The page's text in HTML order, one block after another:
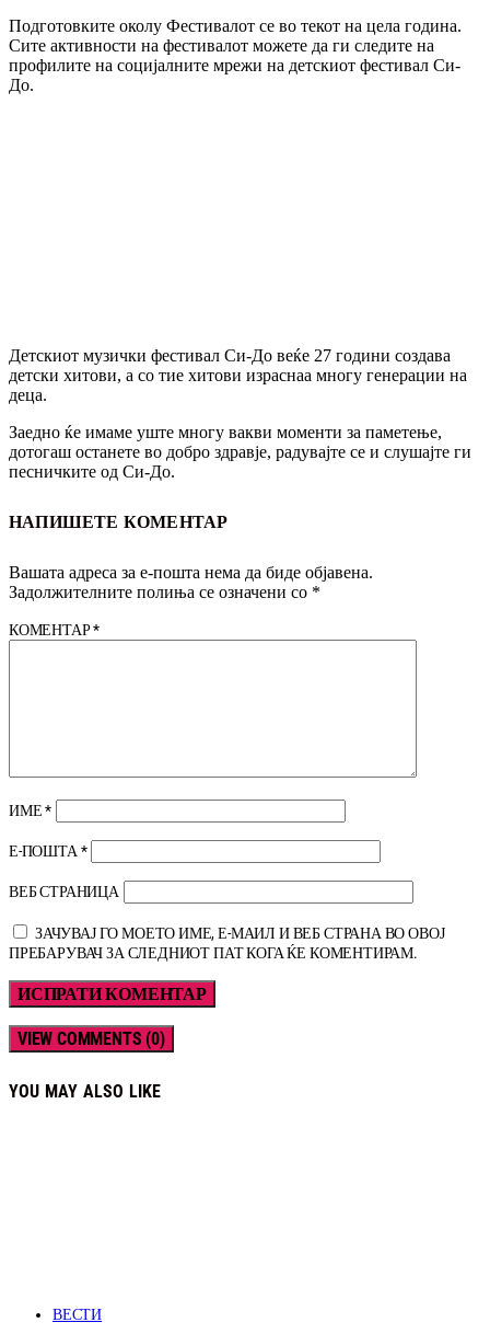
Подготовките околу Фестивалот се во текот на цела година.
Сите активности на фестивалот можете да ги следите на
профилите на социјалните мрежи на детскиот фестивал Си-
До.
Детскиот музички фестивал Си-До веќе 27 години создава
детски хитови, а со тие хитови израснаа многу генерации на
деца.
Заедно ќе имаме уште многу вакви моменти за паметење,
дотогаш останете во добро здравје, радувајте се и слушајте ги
песничките од Си-До.
НАПИШЕТЕ КОМЕНТАР
Вашата адреса за е-пошта нема да биде објавена.
Задолжителните полиња се означени со *
КОМЕНТАР*
ИМЕ*
Е-ПОШТА *
ВЕБ СТРАНИЦА
ЗАЧУВАЈ ГО МОЕТО ИМЕ, Е-МАИЛ И ВЕБ СТРАНА ВО ОВОЈ
ПРЕБАРУВАЧ ЗА СЛЕДНИОТ ПАТ КОГА ЌЕ КОМЕНТИРАМ.
VIEW COMMENTS (0)
YOU MAY ALSO LIKE
ВЕСТИ